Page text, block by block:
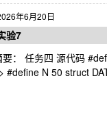
年6月20日
验7
要： 任务四 源代码
#define N 50 struct